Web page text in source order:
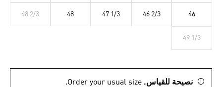
46
46 2/3
47 1/3
48
48 2/3
49 1/3
نصيحة للقياس. Order your usual size.